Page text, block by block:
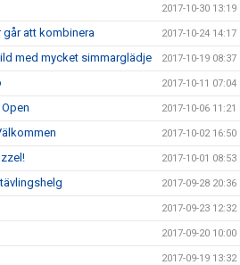
2017-10-30 13:19
att kombinera 2017-10-24 14:17
med mycket simmarglädje 2017-10-19 08:37
2017-10-11 07:04
2017-10-06 11:21
2017-10-02 16:50
2017-10-01 08:53
2017-09-28 20:36
2017-09-23 12:32
2017-09-20 10:00
2017-09-19 13:32